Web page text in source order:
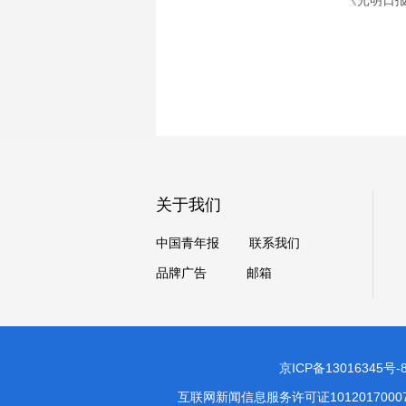
关于我们
中国青年报 联系我们
品牌广告 邮箱
京ICP备13016345号-
互联网新闻信息服务许可证